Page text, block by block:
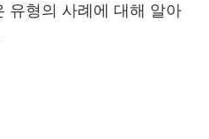
유형의 사례에 대해 알아